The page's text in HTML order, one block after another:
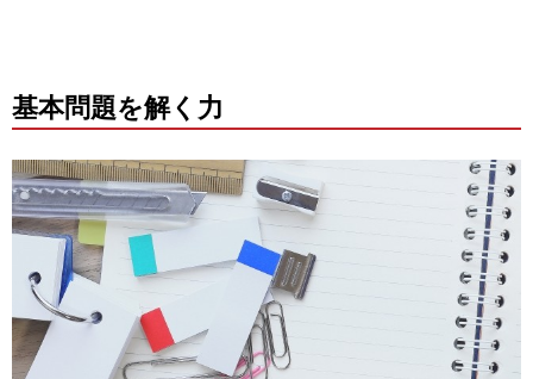
基本問題を解く力